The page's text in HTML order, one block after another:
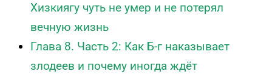
Хизкиягу чуть не умер и не потерял
вечную жизнь
Глава 8. Часть 2: Как Б-г наказывает
злодеев и почему иногда ждёт